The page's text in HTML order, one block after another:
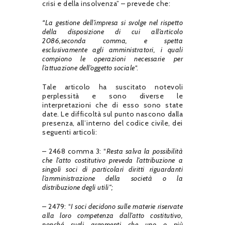
crisi e della insolvenza” – prevede che:
“La gestione dell’impresa si svolge nel rispetto
della disposizione di cui all’articolo
2086,seconda comma, e spetta
esclusivamente agli amministratori, i quali
compiono le operazioni necessarie per
l’attuazione dell’oggetto sociale“.
Tale articolo ha suscitato notevoli
perplessità e sono diverse le
interpretazioni che di esso sono state
date. Le difficoltà sul punto nascono dalla
presenza, all’interno del codice civile, dei
seguenti articoli:
– 2468 comma 3: “Resta salva la possibilità
che l’atto costitutivo preveda l’attribuzione a
singoli soci di particolari diritti riguardanti
l’amministrazione della società o la
distribuzione degli utili”;
– 2479: “I soci decidono sulle materie riservate
alla loro competenza dall’atto costitutivo,